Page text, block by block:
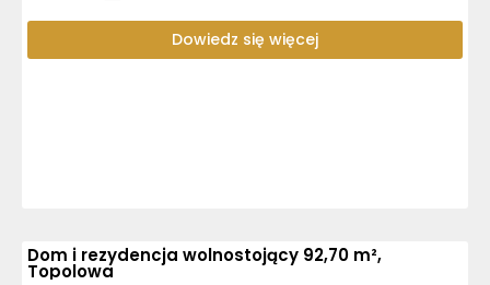
Dowiedz się więcej
Dom i rezydencja wolnostojący 92,70 m²,
Topolowa